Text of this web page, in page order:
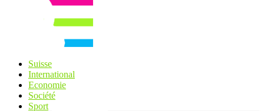
Suisse
International
Economie
Société
Sport